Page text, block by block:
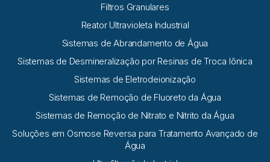
Filtros Granulares
Reator Ultravioleta Industrial
Sistemas de Abrandamento de Água
Sistemas de Desmineralização por Resinas de Troca Iônica
Sistemas de Eletrodeionização
Sistemas de Remoção de Fluoreto da Água
Sistemas de Remoção de Nitrato e Nitrito da Água
Soluções em Osmose Reversa para Tratamento Avançado de
Água